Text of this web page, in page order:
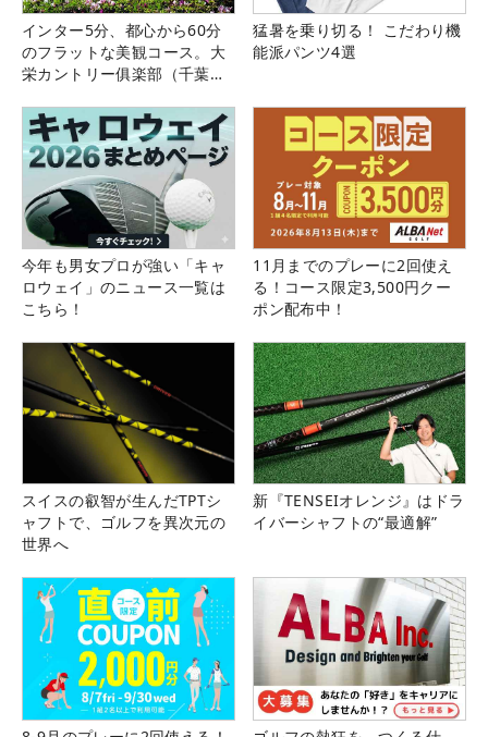
インター5分、都心から60分
のフラットな美観コース。大
栄カントリー俱楽部（千葉
猛暑を乗り切る！ こだわり機
能派パンツ4選
今年も男女プロが強い「キャ
ロウェイ」のニュース一覧は
こちら！
11月までのプレーに2回使え
る！コース限定3,500円クー
ポン配布中！
スイスの叡智が生んだTPTシ
ャフトで、ゴルフを異次元の
世界へ
新『TENSEIオレンジ』はドラ
イバーシャフトの“最適解”